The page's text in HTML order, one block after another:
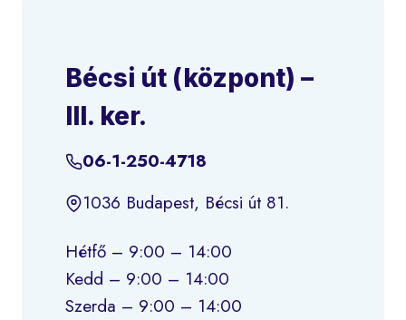
Bécsi út (központ) –
III. ker.
06-1-250-4718
1036 Budapest, Bécsi út 81.
Hétfő – 9:00 – 14:00
Kedd – 9:00 – 14:00
Szerda – 9:00 – 14:00